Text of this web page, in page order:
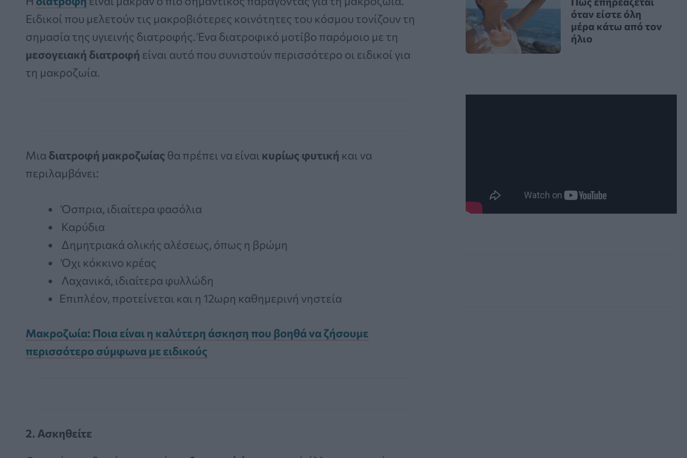
Ειδικοί που μελετούν τις μακροβιότερες κοινότητες του κόσμου τονίζουν τη
σημασία της υγιεινής διατροφής. Ένα διατροφικό μοτίβο παρόμοιο με τη
μεσογειακή διατροφή είναι αυτό που συνιστούν περισσότερο οι ειδικοί για
τη μακροζωία.
Μια διατροφή μακροζωίας θα πρέπει να είναι κυρίως φυτική και να
περιλαμβάνει:
Όσπρια, ιδιαίτερα φασόλια
Καρύδια
Δημητριακά ολικής αλέσεως, όπως η βρώμη
Όχι κόκκινο κρέας
Λαχανικά, ιδιαίτερα φυλλώδη
Επιπλέον, προτείνεται και η 12ωρη καθημερινή νηστεία
Μακροζωία: Ποια είναι η καλύτερη άσκηση που βοηθά να ζήσουμε
περισσότερο σύμφωνα με ειδικούς
2. Ασκηθείτε
όταν είστε όλη
μέρα κάτω από τον
ήλιο